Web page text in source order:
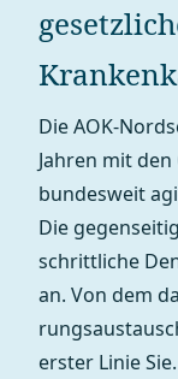
Die AOK-
Jahren mit
bundesweit
Die
schritt­liche
an. Von dem
erster Linie Sie.